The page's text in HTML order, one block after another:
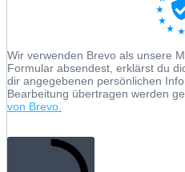
Wir verwenden Brevo als unsere
Formular absendest, erklärst du
dir angegebenen persönlichen
Bearbeitung übertragen werden
von Brevo.